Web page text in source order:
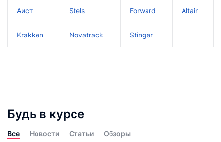
Аист Stels Forward Altair
Krakken Novatrack Stinger
Будь в курсе
Все Новости Статьи Обзоры